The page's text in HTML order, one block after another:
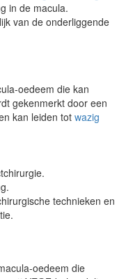
in de macula.
van de onderliggende
oedeem die kan
gekenmerkt door een
kan leiden tot wazig
technieken en
oedeem die